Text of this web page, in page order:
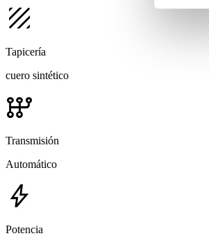
texture
Tapicería
cuero sintético
auto_transmission
Transmisión
Automático
bolt
Potencia